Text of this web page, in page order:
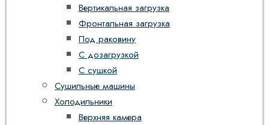
Вертикальная загрузка
Фронтальная загрузка
Под раковину
С дозагрузкой
С сушкой
Сушильные машины
Холодильники
Верхняя камера